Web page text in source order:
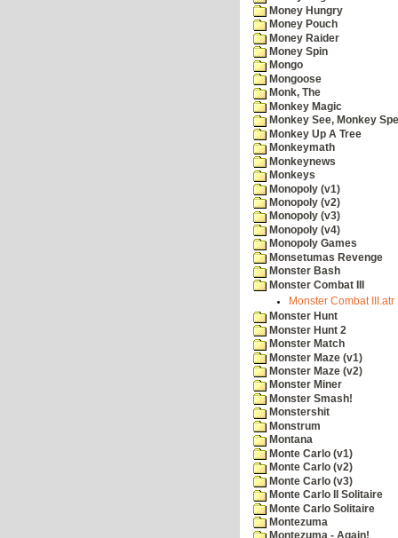
Money Hungry
Money Pouch
Money Raider
Money Spin
Mongo
Mongoose
Monk, The
Monkey Magic
Monkey See, Monkey
Monkey Up A Tree
Monkeymath
Monkeynews
Monkeys
Monopoly (v1)
Monopoly (v2)
Monopoly (v3)
Monopoly (v4)
Monopoly Games
Monsetumas Revenge
Monster Bash
Monster Combat III
Monster Combat III.atr
Monster Hunt
Monster Hunt 2
Monster Match
Monster Maze (v1)
Monster Maze (v2)
Monster Miner
Monster Smash!
Monstershit
Monstrum
Montana
Monte Carlo (v1)
Monte Carlo (v2)
Monte Carlo (v3)
Monte Carlo II Solitaire
Monte Carlo Solitaire
Montezuma
Montezuma - Again!